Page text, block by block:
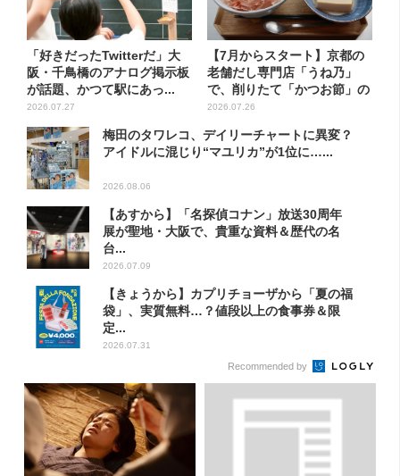
「好きだったTwitterだ」大
阪・千鳥橋のアナログ掲示板
が話題、かつて駅にあっ...
2026.07.27
【7月からスタート】京都の
老舗だし専門店「うね乃」
で、削りたて「かつお節」の
モー...
2026.07.26
梅田のタワレコ、デイリーチャートに異変？
アイドルに混じり“マユリカ”が1位に…...
2026.08.06
【あすから】「名探偵コナン」放送30周年
展が聖地・大阪で、貴重な資料＆歴代の名
台...
2026.07.09
【きょうから】カプリチョーザから「夏の福
袋」、実質無料…？値段以上の食事券＆限
定...
2026.07.31
Recommended by